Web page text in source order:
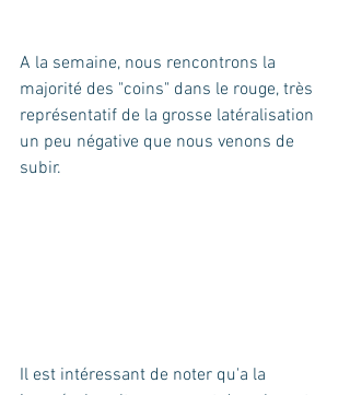
A la semaine, nous rencontrons la
majorité des "coins" dans le rouge, très
représentatif de la grosse latéralisation
un peu négative que nous venons de
subir.
Il est intéressant de noter qu'a la